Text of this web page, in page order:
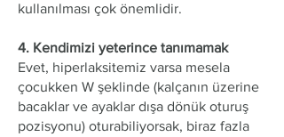
kullanılması çok önemlidir.
4. Kendimizi yeterince tanımamak
Evet, hiperlaksitemiz varsa mesela
çocukken W şeklinde (kalçanın üzerine
bacaklar ve ayaklar dışa dönük oturuş
pozisyonu) oturabiliyorsak, biraz fazla